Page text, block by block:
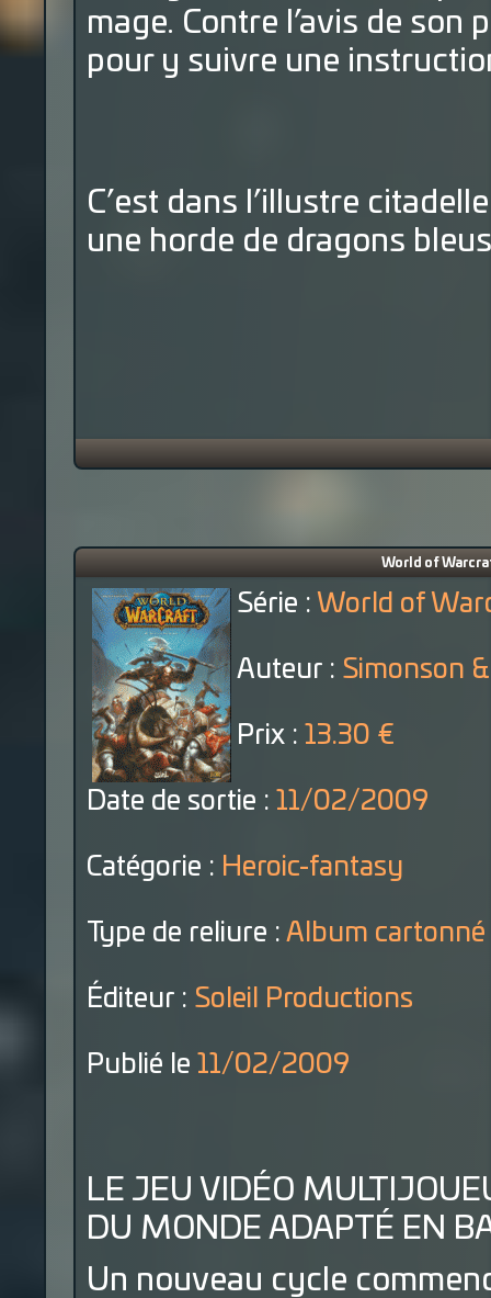
mage. Contre l’avis de son
pour y suivre une
C’est dans l’illustre
une horde de dragons
World of
Série : World of
Auteur : Simonson
Prix : 13.30 €
Date de sortie : 11/02/2009
Catégorie : Heroic-fantasy
Type de reliure : Album cartonné
Éditeur : Soleil Productions
Publié le 11/02/2009
LE JEU VIDÉO
DU MONDE ADAPTÉ EN
Un nouveau cycle